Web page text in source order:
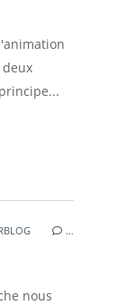
deux
…
nous